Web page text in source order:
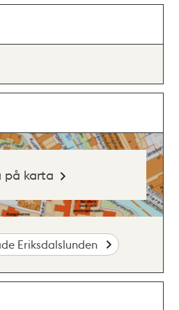
på karta
Eriksdalslunden